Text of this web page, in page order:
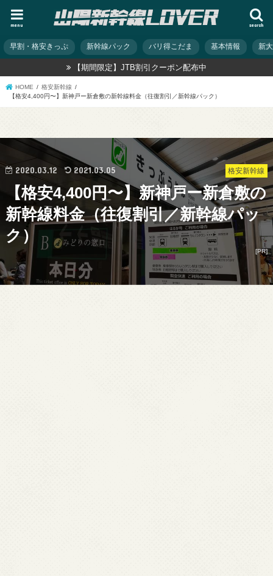
search
menu
早割・格安きっぷ 新幹線パック バリ得こだま 基本情報 新
【期間限定】JTB割引クーポン配布中
HOME
格安新幹線
【格安4,400円〜】新神戸ー新倉敷の新幹線料金（往復割引／新幹線パック）
格安新幹線
2020.03.12 2021.03.05
【格安4,400円〜】新神戸ー新倉敷の
新幹線料金（往復割引／新幹線パッ
ク）